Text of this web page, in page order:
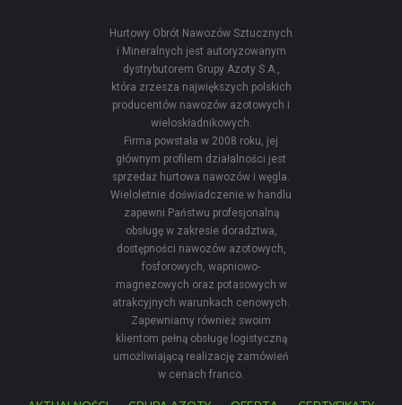
Hurtowy Obrót Nawozów Sztucznych
i Mineralnych jest autoryzowanym
dystrybutorem Grupy Azoty S.A.,
która zrzesza największych polskich
producentów nawozów azotowych i
wieloskładnikowych.
Firma powstała w 2008 roku, jej
głównym profilem działalności jest
sprzedaż hurtowa nawozów i węgla.
Wieloletnie doświadczenie w handlu
zapewni Państwu profesjonalną
obsługę w zakresie doradztwa,
dostępności nawozów azotowych,
fosforowych, wapniowo-
magnezowych oraz potasowych w
atrakcyjnych warunkach cenowych.
Zapewniamy również swoim
klientom pełną obsługę logistyczną
umożliwiającą realizację zamówień
w cenach franco.